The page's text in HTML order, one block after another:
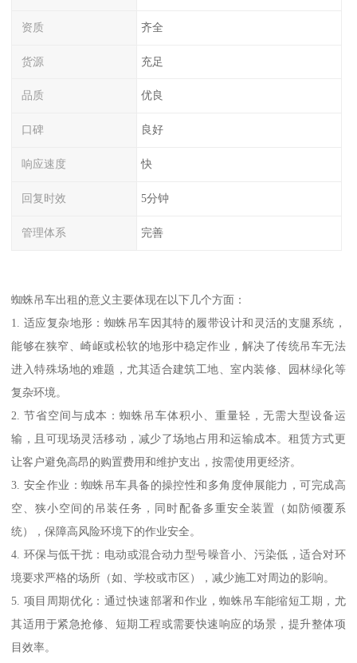
资质 齐全
货源 充足
品质 优良
口碑 良好
响应速度 快
回复时效 5分钟
管理体系 完善
蜘蛛吊车出租的意义主要体现在以下几个方面：
1. 适应复杂地形：蜘蛛吊车因其特的履带设计和灵活的支腿系统，
能够在狭窄、崎岖或松软的地形中稳定作业，解决了传统吊车无法
进入特殊场地的难题，尤其适合建筑工地、室内装修、园林绿化等
复杂环境。
2. 节省空间与成本：蜘蛛吊车体积小、重量轻，无需大型设备运
输，且可现场灵活移动，减少了场地占用和运输成本。租赁方式更
让客户避免高昂的购置费用和维护支出，按需使用更经济。
3. 安全作业：蜘蛛吊车具备的操控性和多角度伸展能力，可完成高
空、狭小空间的吊装任务，同时配备多重安全装置（如防倾覆系
统），保障高风险环境下的作业安全。
4. 环保与低干扰：电动或混合动力型号噪音小、污染低，适合对环
境要求严格的场所（如、学校或市区），减少施工对周边的影响。
5. 项目周期优化：通过快速部署和作业，蜘蛛吊车能缩短工期，尤
其适用于紧急抢修、短期工程或需要快速响应的场景，提升整体项
目效率。